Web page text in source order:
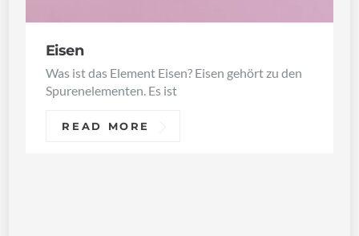
Eisen
Was ist das Element Eisen? Eisen gehört zu den
Spurenelementen. Es ist
READ MORE